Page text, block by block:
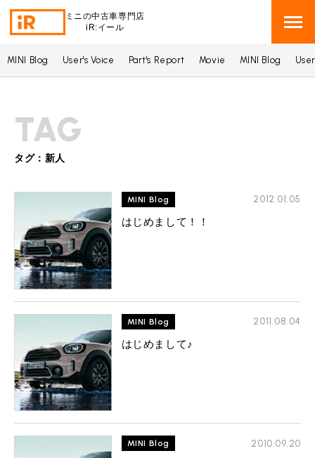
ミニの中古車専門店
iR:イール
BMW MINI BMWミニ 在庫検索
ROVER MINI
TRADE
iRの買取が他社よりも高い理由
売却手順
必要書類
買取Q&A
iRで愛車を売却されたお客様の声
BMWミニ買取査定依頼
ローバーミニ買取査定依頼
メンテナンス
TOP
BMWミニ メンテナンス
ローバーミニ メンテナンス
最近の修理実績
BLOG & MEDIA
TOP
MINI Blog スタッフブログ
User's Voice 購入者様の声
Part's Report
Movie 動画一覧
MINI KNOWLEDGE
BMWミニナレッジ
ローバーミニナレッジ
iRについて
会社概要
スタッフ紹介
MAP
リクルート
RECRUIT 採用情報
お知らせ
お問い合わせ
MINI Blog User's Voice Part's Report Movie MINI Blog
TAG
タグ：新人
MINI Blog
2012.01.05
はじめまして！！
MINI Blog
2011.08.04
はじめまして♪
MINI Blog
2010.09.20